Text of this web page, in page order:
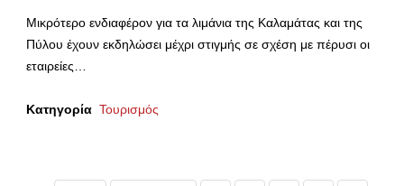
Μικρότερο ενδιαφέρον για τα λιμάνια της Καλαμάτας και της
Πύλου έχουν εκδηλώσει μέχρι στιγμής σε σχέση με πέρυσι οι
εταιρείες…
Κατηγορία Τουρισμός